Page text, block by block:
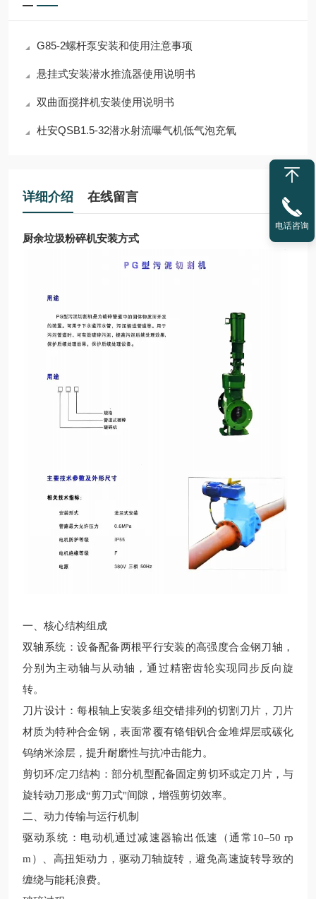
G85-2螺杆泵安装和使用注意事项
悬挂式安装潜水推流器使用说明书
双曲面搅拌机安装使用说明书
杜安QSB1.5-32潜水射流曝气机低气泡充氧
详细介绍 在线留言
厨余垃圾粉碎机安装方式
一、核心结构组成
双轴系统‌：设备配备两根平行安装的高强度合金钢刀轴，
分别为主动轴与从动轴，通过精密齿轮实现同步反向旋
转。
刀片设计‌：每根轴上安装多组交错排列的切割刀片，刀片
材质为特种合金钢，表面常覆有铬钼钒合金堆焊层或碳化
钨纳米涂层，提升耐磨性与抗冲击能力。
剪切环/定刀结构‌：部分机型配备固定剪切环或定刀片，与
旋转动刀形成“剪刀式"间隙，增强剪切效率。
二、动力传输与运行机制
驱动系统‌：电动机通过减速器输出低速（通常10–50 rp
m）、高扭矩动力，驱动刀轴旋转，避免高速旋转导致的
缠绕与能耗浪费。
电话咨询